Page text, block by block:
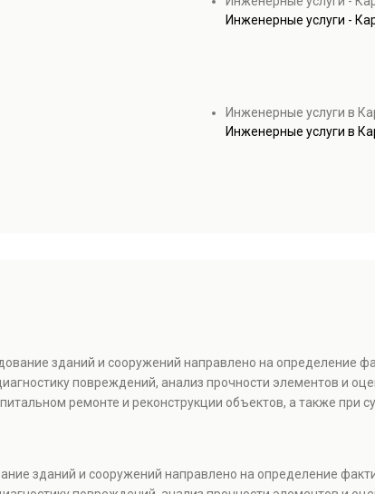
Инженерные услуги -
Инженерные услуги в
Инженерные услуги в
зданий и сооружений направлено на определение
повреждений, анализ прочности элементов и
ремонте и реконструкции объектов, а также при
зданий и сооружений направлено на определение